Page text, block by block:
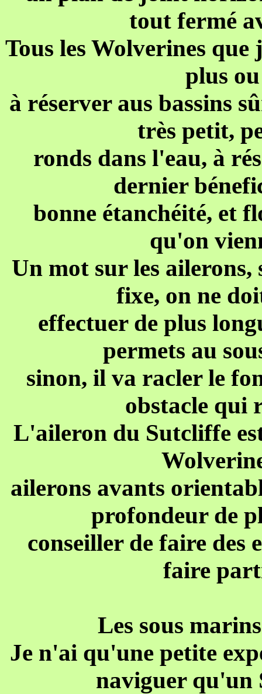
tout fermé
Tous les Wolverines
plus
à réserver aus bassins
très petit,
ronds dans l'eau, à
dernier
bonne étanchéité, et
qu'on
Un mot sur les
fixe, on ne
effectuer de plus
permets au
sinon, il va racler le
obstacle qui
L'aileron du Sutcliffe
ailerons avants
profondeur de
conseiller de faire des
faire
Les sous
Je n'ai qu'une petite
naviguer qu'un